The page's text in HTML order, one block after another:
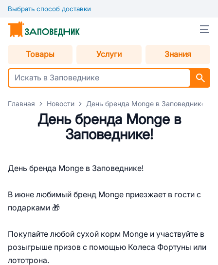
Выбрать способ доставки
Товары Услуги Знания
Главная Новости День бренда Monge в Заповеднике!
День бренда Monge в
Заповеднике!
День бренда Monge в Заповеднике!
В июне любимый бренд Monge приезжает в гости с
подарками 🎁
Покупайте любой сухой корм Monge и участвуйте в
розыгрыше призов с помощью Колеса Фортуны или
лототрона.